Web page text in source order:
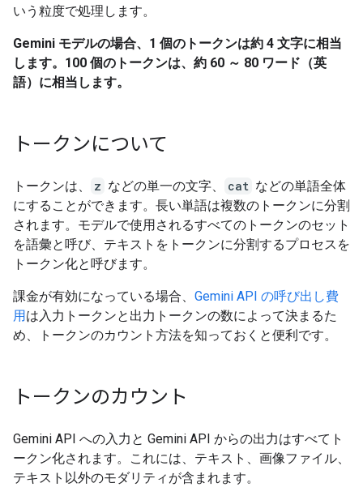
いう粒度で処理します。
Gemini モデルの場合、1 個のトークンは約 4 文字に相当
します。100 個のトークンは、約 60 ～ 80 ワード（英
語）に相当します。
トークンについて
トークンは、 z などの単一の文字、 cat などの単語全体
にすることができます。長い単語は複数のトークンに分割
されます。モデルで使用されるすべてのトークンのセット
を語彙と呼び、テキストをトークンに分割するプロセスを
トークン化と呼びます。
課金が有効になっている場合、 Gemini API の呼び出し費
用は入力トークンと出力トークンの数によって決まるた
め、トークンのカウント方法を知っておくと便利です。
トークンのカウント
Gemini API への入力と Gemini API からの出力はすべてト
ークン化されます。これには、テキスト、画像ファイル、
テキスト以外のモダリティが含まれます。